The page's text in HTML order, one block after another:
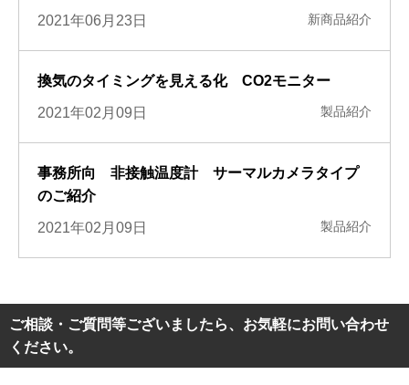
2021年06月23日 新商品紹介
換気のタイミングを見える化 CO2モニター
2021年02月09日 製品紹介
事務所向 非接触温度計 サーマルカメラタイプ
のご紹介
2021年02月09日 製品紹介
ご相談・ご質問等ございましたら、お気軽にお問い合わせ
ください。